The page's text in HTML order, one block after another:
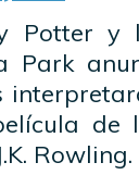
Potter y
Park
de
Rowling.